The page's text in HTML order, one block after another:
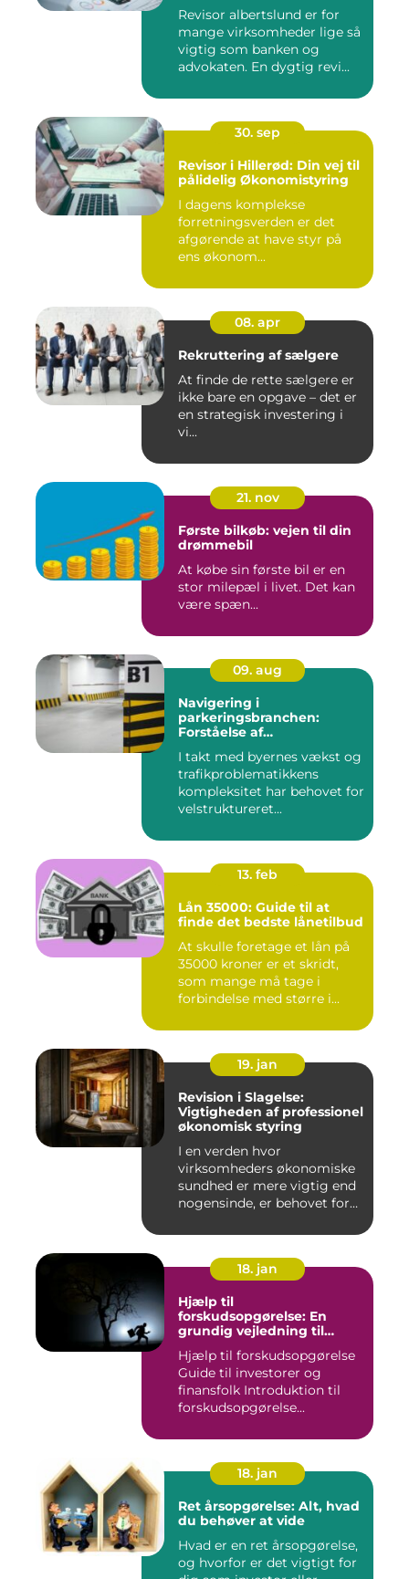
Revisor albertslund er for
mange virksomheder lige så
vigtig som banken og
advokaten. En dygtig revi...
30. sep
Revisor i Hillerød: Din vej til
pålidelig Økonomistyring
I dagens komplekse
forretningsverden er det
afgørende at have styr på
ens økonom...
08. apr
Rekruttering af sælgere
At finde de rette sælgere er
ikke bare en opgave – det er
en strategisk investering i
vi...
21. nov
Første bilkøb: vejen til din
drømmebil
At købe sin første bil er en
stor milepæl i livet. Det kan
være spæn...
09. aug
Navigering i
parkeringsbranchen:
Forståelse af
I takt med byernes vækst og
trafikproblematikkens
kompleksitet har behovet for
velstruktureret...
13. feb
Lån 35000: Guide til at
finde det bedste lånetilbud
At skulle foretage et lån på
35000 kroner er et skridt,
som mange må tage i
forbindelse med større i...
19. jan
Revision i Slagelse:
Vigtigheden af professionel
økonomisk styring
I en verden hvor
virksomheders økonomiske
sundhed er mere vigtig end
nogensinde, er behovet for
18. jan
Hjælp til
forskudsopgørelse: En
grundig vejledning til
Hjælp til forskudsopgørelse
Guide til investorer og
finansfolk Introduktion til
forskudsopgørelse...
18. jan
Ret årsopgørelse: Alt, hvad
du behøver at vide
Hvad er en ret årsopgørelse,
og hvorfor er det vigtigt for